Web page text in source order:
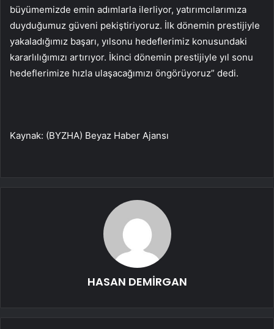
büyümemizde emin adımlarla ilerliyor, yatırımcılarımıza
duyduğumuz güveni pekiştiriyoruz. İlk dönemin prestijiyle
yakaladığımız başarı, yılsonu hedeflerimiz konusundaki
kararlılığımızı artırıyor. İkinci dönemin prestijiyle yıl sonu
hedeflerimize hızla ulaşacağımızı öngörüyoruz” dedi.
Kaynak: (BYZHA) Beyaz Haber Ajansı
HASAN DEMİRGAN